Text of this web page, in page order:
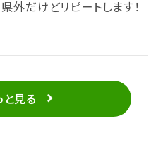
外だけどリピートします！
と見る